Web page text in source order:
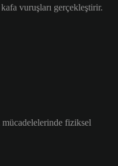
vuruşları gerçekleştirir.
mücadelelerinde fiziksel